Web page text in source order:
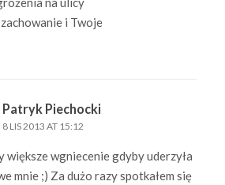
i Twoje
Patryk Piechocki
8 LIS 2013 AT 15:12
większe wgniecenie gdyby uderzyła
mnie ;) Za dużo razy spotkałem się